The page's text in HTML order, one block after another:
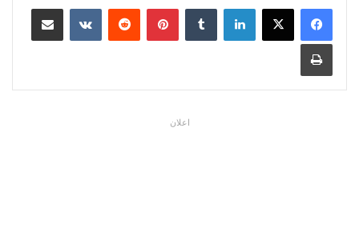
لينكدإن بينتيريست مشاركة عبر البريد
طباعة
اعلان